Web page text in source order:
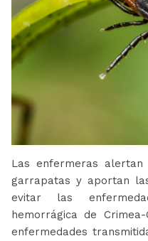
Las enfermeras
garrapatas y aportan
evitar las
hemorrágica de
enfermedades